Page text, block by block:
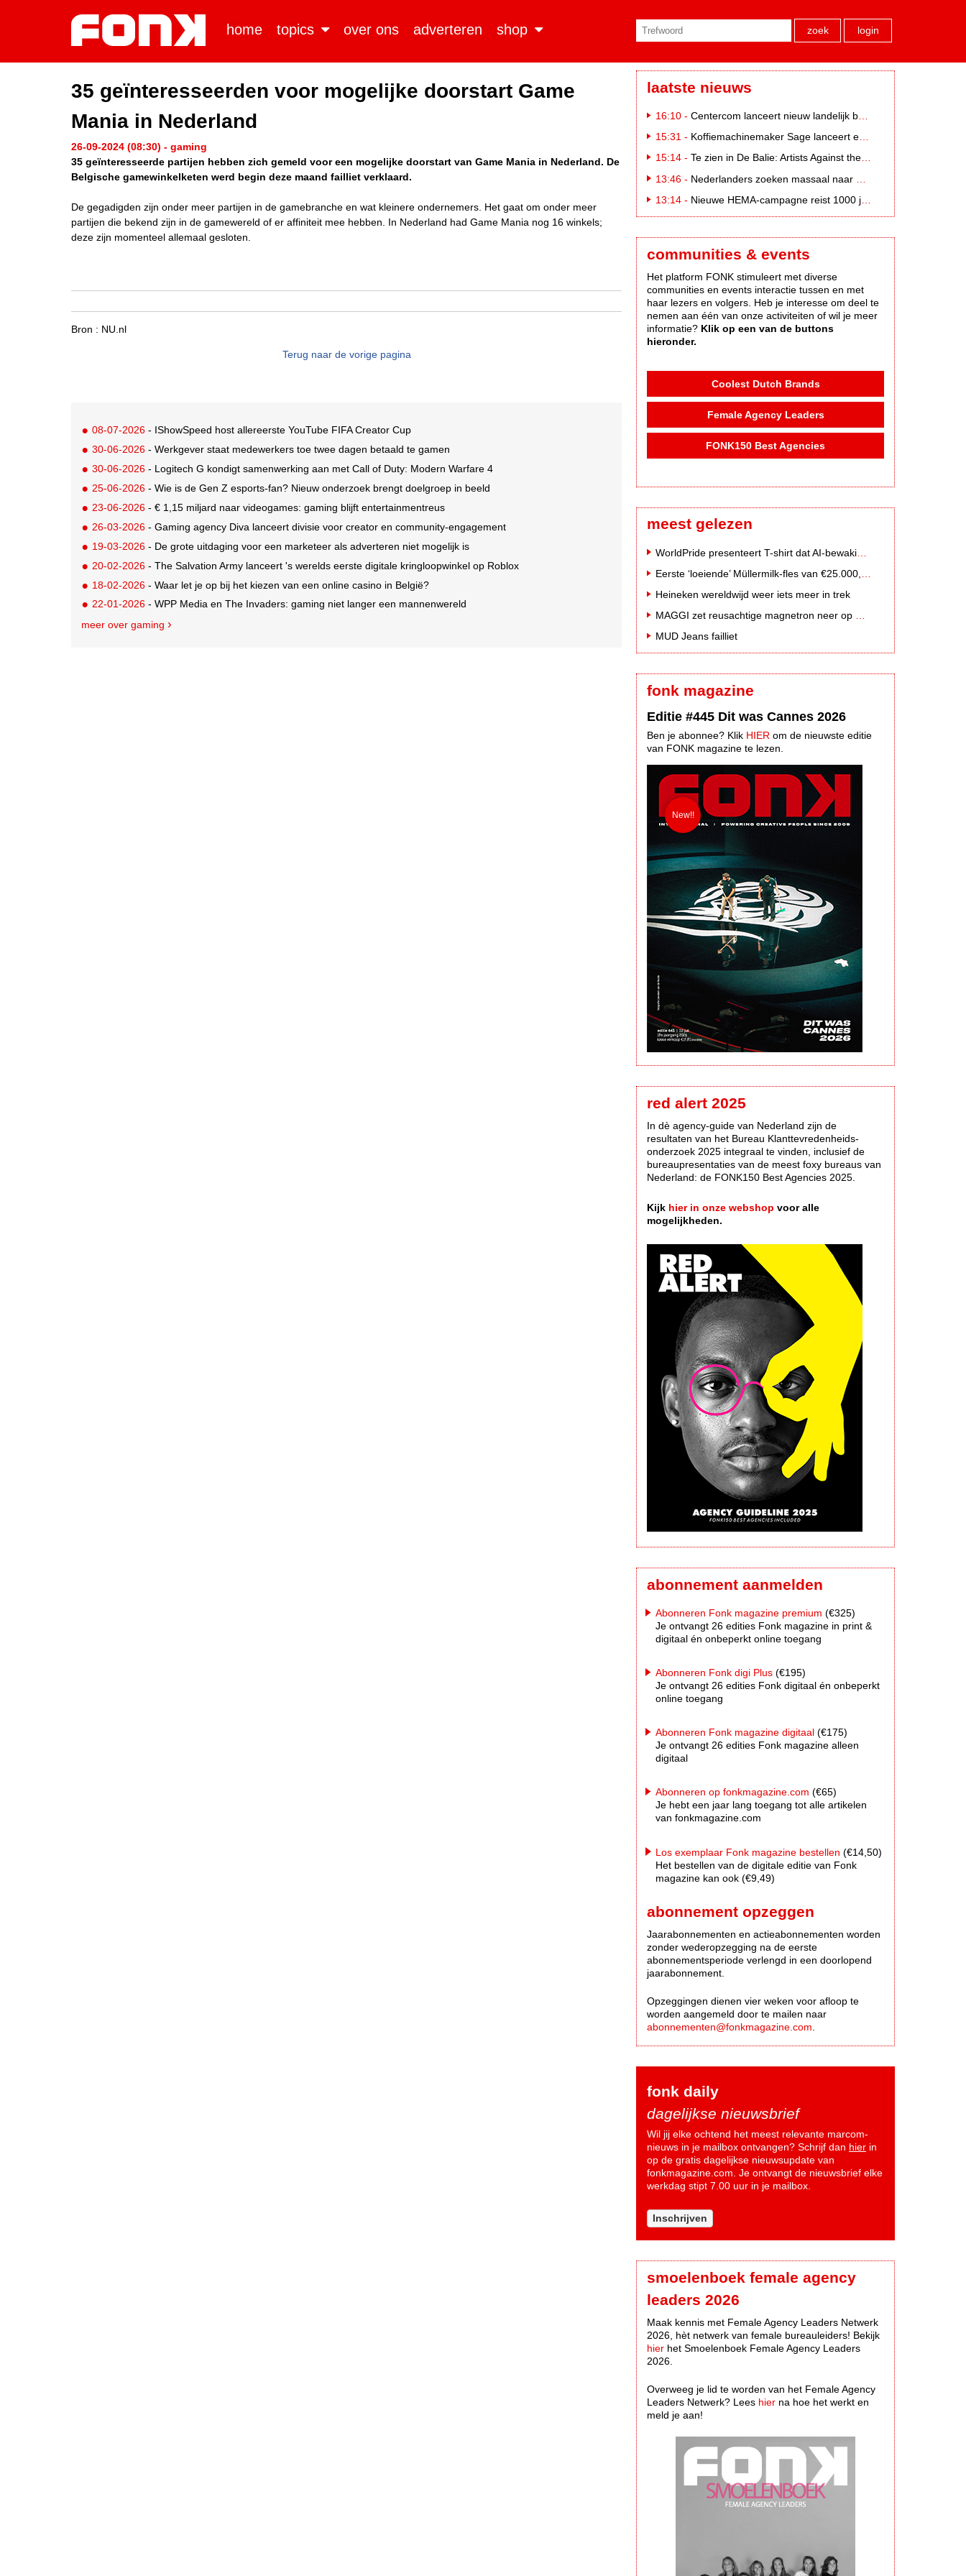
home topics over ons adverteren shop zoek login
35 geïnteresseerden voor mogelijke doorstart Game
Mania in Nederland
26-09-2024 (08:30) - gaming
35 geïnteresseerde partijen hebben zich gemeld voor een mogelijke doorstart van Game Mania in Nederland. De
Belgische gamewinkelketen werd begin deze maand failliet verklaard.
De gegadigden zijn onder meer partijen in de gamebranche en wat kleinere ondernemers. Het gaat om onder meer
partijen die bekend zijn in de gamewereld of er affiniteit mee hebben. In Nederland had Game Mania nog 16 winkels;
deze zijn momenteel allemaal gesloten.
Bron : NU.nl
Terug naar de vorige pagina
08-07-2026 - IShowSpeed host allereerste YouTube FIFA Creator Cup
30-06-2026 - Werkgever staat medewerkers toe twee dagen betaald te gamen
30-06-2026 - Logitech G kondigt samenwerking aan met Call of Duty: Modern Warfare 4
25-06-2026 - Wie is de Gen Z esports-fan? Nieuw onderzoek brengt doelgroep in beeld
23-06-2026 - € 1,15 miljard naar videogames: gaming blijft entertainmentreus
26-03-2026 - Gaming agency Diva lanceert divisie voor creator en community-engagement
19-03-2026 - De grote uitdaging voor een marketeer als adverteren niet mogelijk is
20-02-2026 - The Salvation Army lanceert 's werelds eerste digitale kringloopwinkel op Roblox
18-02-2026 - Waar let je op bij het kiezen van een online casino in België?
22-01-2026 - WPP Media en The Invaders: gaming niet langer een mannenwereld
meer over gaming
laatste nieuws
16:10 - Centercom lanceert nieuw landelijk buitereclamenetwerk: City Cubes
15:31 - Koffiemachinemaker Sage lanceert e-commerceplatform voor koffieliefhebbers
15:14 - Te zien in De Balie: Artists Against the Kremlin III
13:46 - Nederlanders zoeken massaal naar eclipsbrillen op Marktplaats
13:14 - Nieuwe HEMA-campagne reist 1000 jaar terug in de tijd naar 'Hemastein'
communities & events
Het platform FONK stimuleert met diverse
communities en events interactie tussen en met
haar lezers en volgers. Heb je interesse om deel te
nemen aan één van onze activiteiten of wil je meer
informatie? Klik op een van de buttons
hieronder.
Coolest Dutch Brands
Female Agency Leaders
FONK150 Best Agencies
meest gelezen
Heineken wereldwijd weer iets meer in trek
MUD Jeans failliet
fonk magazine
Editie #445 Dit was Cannes 2026
Ben je abonnee? Klik HIER om de nieuwste editie
van FONK magazine te lezen.
red alert 2025
In dè agency-guide van Nederland zijn de
resultaten van het Bureau Klanttevredenheids-
onderzoek 2025 integraal te vinden, inclusief de
bureaupresentaties van de meest foxy bureaus van
Nederland: de FONK150 Best Agencies 2025.
Kijk hier in onze webshop voor alle
mogelijkheden.
abonnement aanmelden
Abonneren Fonk magazine premium (€325)
Je ontvangt 26 edities Fonk magazine in print &
digitaal én onbeperkt online toegang
Abonneren Fonk digi Plus (€195)
Je ontvangt 26 edities Fonk digitaal én onbeperkt
online toegang
Abonneren Fonk magazine digitaal (€175)
Je ontvangt 26 edities Fonk magazine alleen
digitaal
Abonneren op fonkmagazine.com (€65)
Je hebt een jaar lang toegang tot alle artikelen
van fonkmagazine.com
Los exemplaar Fonk magazine bestellen (€14,50)
Het bestellen van de digitale editie van Fonk
magazine kan ook (€9,49)
abonnement opzeggen
Jaarabonnementen en actieabonnementen worden
zonder wederopzegging na de eerste
abonnementsperiode verlengd in een doorlopend
jaarabonnement.
Opzeggingen dienen vier weken voor afloop te
worden aangemeld door te mailen naar
abonnementen@fonkmagazine.com
fonk daily
dagelijkse nieuwsbrief
Wil jij elke ochtend het meest relevante marcom-
nieuws in je mailbox ontvangen? Schrijf dan hier in
op de gratis dagelijkse nieuwsupdate van
fonkmagazine.com. Je ontvangt de nieuwsbrief elke
werkdag stipt 7.00 uur in je mailbox.
Inschrijven
smoelenboek female agency
leaders 2026
Maak kennis met Female Agency Leaders Netwerk
2026, hèt netwerk van female bureauleiders! Bekijk
hier het Smoelenboek Female Agency Leaders
2026.
Overweeg je lid te worden van het Female Agency
Leaders Netwerk? Lees hier na hoe het werkt en
meld je aan!